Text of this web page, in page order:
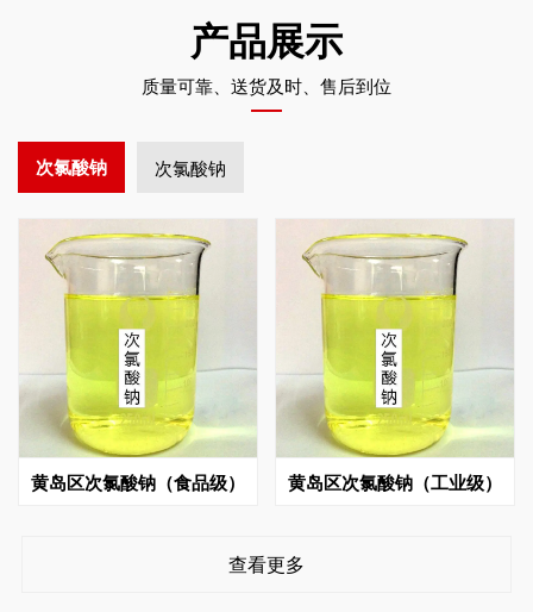
产品展示
质量可靠、送货及时、售后到位
次氯酸钠 次氯酸钠
黄岛区次氯酸钠（食品级） 黄岛区次氯酸钠（工业级）
查看更多